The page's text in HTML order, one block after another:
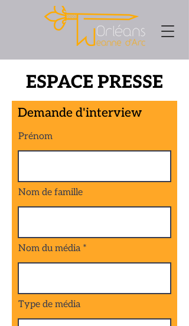
ESPACE PRESSE
Demande d'interview
Prénom
Nom de famille
Nom du média
Type de média